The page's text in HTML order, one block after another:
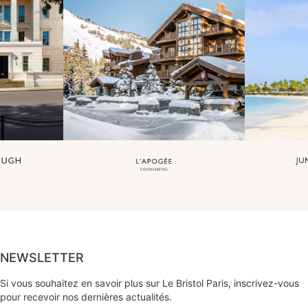
NEWSLETTER
Si vous souhaitez en savoir plus sur Le Bristol Paris, inscrivez-vous
pour recevoir nos dernières actualités.